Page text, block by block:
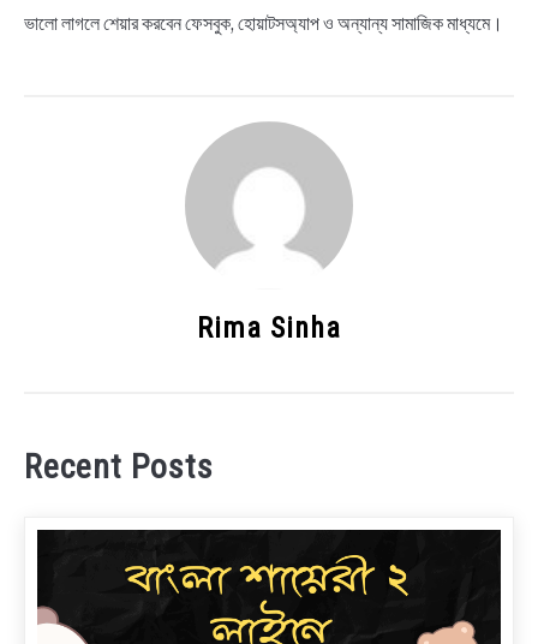
ভালো লাগলে শেয়ার করবেন ফেসবুক, হোয়াটসঅ্যাপ ও অন্যান্য সামাজিক মাধ্যমে।
Rima Sinha
Recent Posts